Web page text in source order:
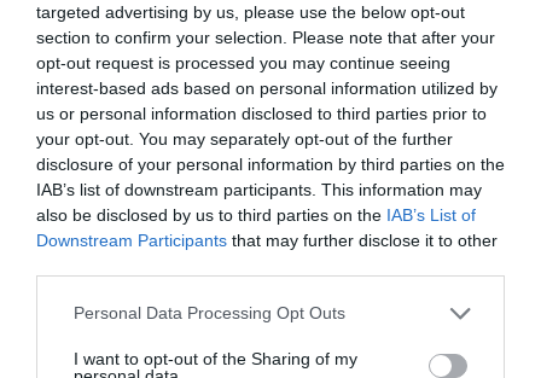
targeted advertising by us, please use the below opt-out
section to confirm your selection. Please note that after your
opt-out request is processed you may continue seeing
interest-based ads based on personal information utilized by
us or personal information disclosed to third parties prior to
your opt-out. You may separately opt-out of the further
disclosure of your personal information by third parties on the
IAB’s list of downstream participants. This information may
also be disclosed by us to third parties on the IAB’s List of
Downstream Participants that may further disclose it to other
Please note that this website/app uses one or more Google
not limited to your visit or usage behaviour. You may click to
Personal Data Processing Opt Outs
I want to opt-out of the Sharing of my
ΡΟΗ ΕΙΔΗΣΕΩΝ
Φωτιά στη Σκύρο: Χωρίς ενεργό
μέτωπο – Παραμένουν ισχυρές
δυνάμεις της Πυροσβεστικής
07.08.2026 | 00:10
Συνελήφθη 63χρονη για τη φωτιά
Φωτιά στη Σκύρο: Δύσκολη νύχτα